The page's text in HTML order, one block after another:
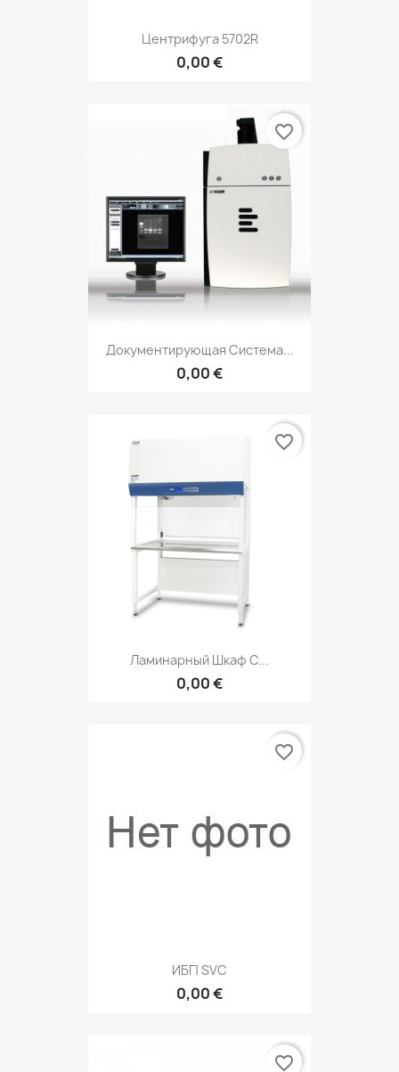
Центрифуга 5702R
0,00 €
Документирующая Система...
0,00 €
favorite_border
Ламинарный Шкаф С...
0,00 €
favorite_border
ИБП SVC
0,00 €
favorite_border
favorite_border